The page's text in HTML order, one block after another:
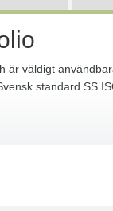
väldigt
standard SS